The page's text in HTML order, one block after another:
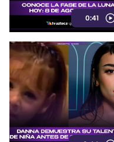
0:41